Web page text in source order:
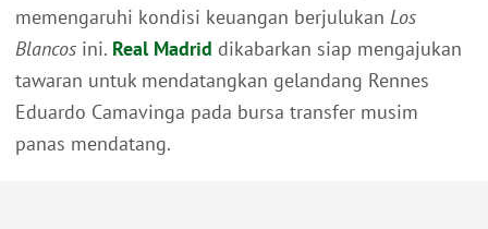
memengaruhi kondisi keuangan berjulukan Los
Blancos ini. Real Madrid dikabarkan siap mengajukan
tawaran untuk mendatangkan gelandang Rennes
Eduardo Camavinga pada bursa transfer musim
panas mendatang.